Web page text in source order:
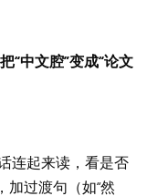
“中文腔”变成“论文
连起来读，看是否
加过渡句（如“然